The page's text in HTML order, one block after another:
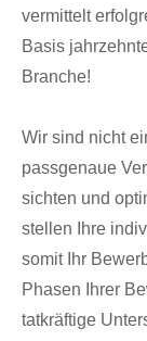
vermittelt
Basis
Branche!
Wir sind nicht
passgenaue
sichten und
stellen Ihre
somit Ihr
Phasen Ihrer
tatkräftige